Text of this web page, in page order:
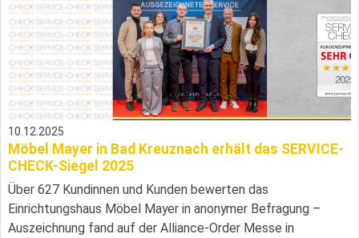
10.12.2025
Möbel Mayer in Bad Kreuznach erhält das SERVICE-
CHECK-Siegel 2025
Über 627 Kundinnen und Kunden bewerten das
Einrichtungshaus Möbel Mayer in anonymer Befragung –
Auszeichnung fand auf der Alliance-Order Messe in